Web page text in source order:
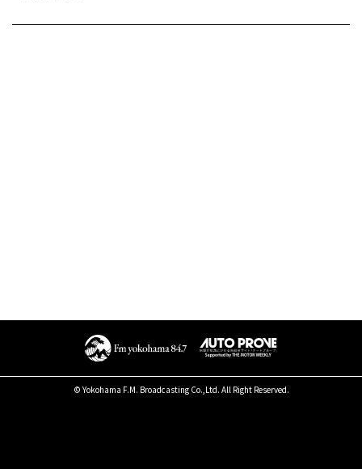
© Yokohama F.M. Broadcasting Co.,Ltd. All Right Reserved.